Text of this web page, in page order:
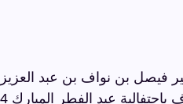
فيصل بن نواف بن عبد